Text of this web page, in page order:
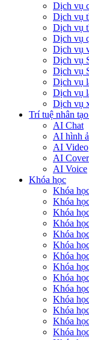
Dịch vụ
Dịch vụ
Dịch vụ
Dịch vụ
Dịch vụ
Dịch vụ
Dịch vụ
Dịch vụ
Dịch vụ
Dịch vụ
Trí tuệ nhân
AI Chat
AI hình
AI Video
AI Cover
AI Voice
Khóa học
Khóa
Khóa
Khóa
Khóa
Khóa
Khóa
Khóa
Khóa
Khóa
Khóa
Khóa
Khóa
Khóa
Khóa